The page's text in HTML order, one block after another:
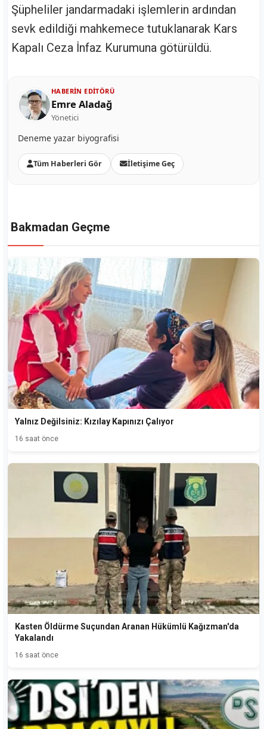
Şüpheliler jandarmadaki işlemlerin ardından
sevk edildiği mahkemece tutuklanarak Kars
Kapalı Ceza İnfaz Kurumuna götürüldü.
HABERIN EDITÖRÜ
Emre Aladağ
Yönetici
Deneme yazar biyografisi
Tüm Haberleri Gör İletişime Geç
Bakmadan Geçme
Yalnız Değilsiniz: Kızılay Kapınızı Çalıyor
16 saat önce
Kasten Öldürme Suçundan Aranan Hükümlü Kağızman'da
Yakalandı
16 saat önce